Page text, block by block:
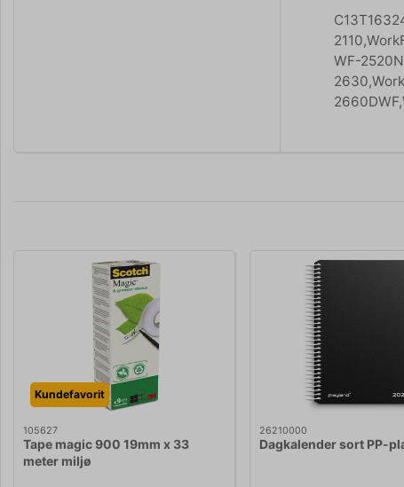
WF-
Kundefavorit
105627
Tape magic 900 19mm x 33
meter miljø
26210000
Dagkalender sort PP-